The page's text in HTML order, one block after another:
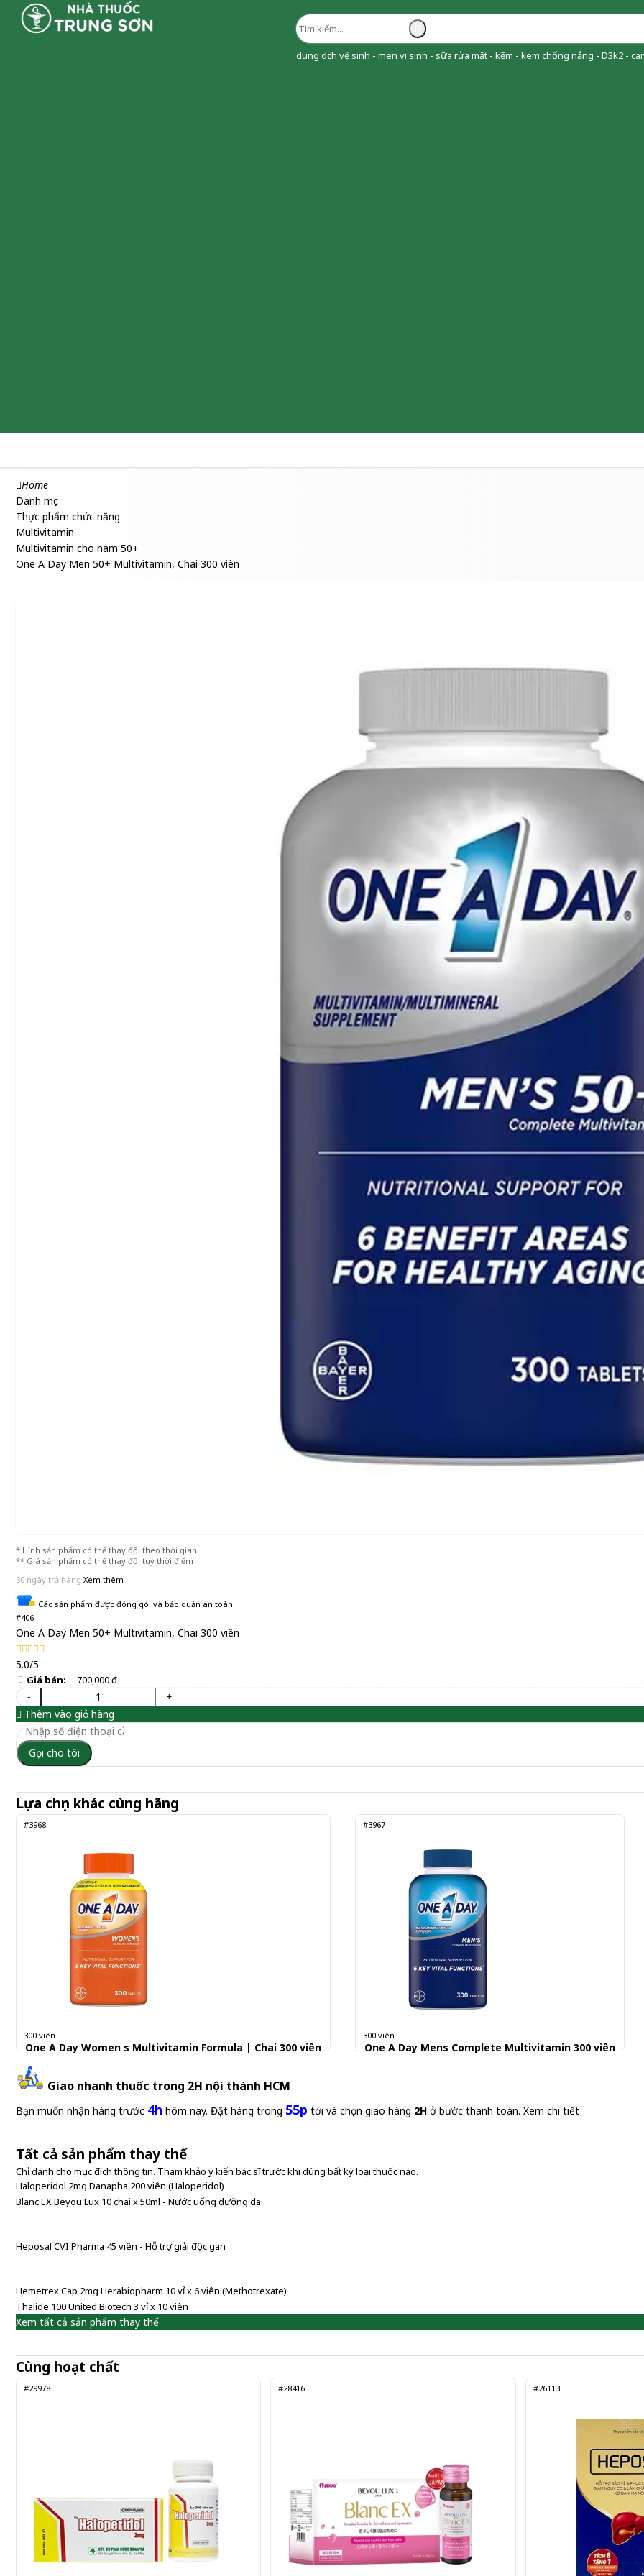
dung dịch vệ sinh - men vi sinh - sữa rửa mặt - kẽm - kem chống nắng - D3k2 -
Home
Danh mục
Thực phẩm chức năng
Multivitamin
Multivitamin cho nam 50+
One A Day Men 50+ Multivitamin, Chai 300 viên
* Hình sản phẩm có thể thay đổi theo thời gian
** Giá sản phẩm có thể thay đổi tuỳ thời điểm
30 ngày trả hàng Xem thêm
Các sản phẩm được đóng gói và bảo quản an toàn.
#406
One A Day Men 50+ Multivitamin, Chai 300 viên
5.0/5
Giá bán: 700,000 đ
-
+
Thêm vào giỏ hàng
Gọi cho tôi
Lựa chọn khác cùng hãng
#3968
300 viên
One A Day Women s Multivitamin Formula | Chai 300 viên
600.000 đ
2,000 đ/Viên
#3967
300 viên
One A Day Mens Complete Multivitamin 300 viên
Giao nhanh thuốc trong 2H nội thành HCM
Bạn muốn nhận hàng trước 4h hôm nay. Đặt hàng trong 55p tới và chọn giao hàng 2H ở bước thanh toán. Xem chi tiết
Tất cả sản phẩm thay thế
Chỉ dành cho mục đích thông tin. Tham khảo ý kiến bác sĩ trước khi dùng bất kỳ loại thuốc nào.
Haloperidol 2mg Danapha 200 viên (Haloperidol)
Blanc EX Beyou Lux 10 chai x 50ml - Nước uống dưỡng da
Heposal CVI Pharma 45 viên - Hỗ trợ giải độc gan
Hemetrex Cap 2mg Herabiopharm 10 vỉ x 6 viên (Methotrexate)
Thalide 100 United Biotech 3 vỉ x 10 viên
Xem tất cả sản phẩm thay thế
Cùng hoạt chất
#29978 #28416 #26113